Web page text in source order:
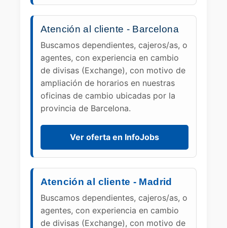
Atención al cliente - Barcelona
Buscamos dependientes, cajeros/as, o
agentes, con experiencia en cambio
de divisas (Exchange), con motivo de
ampliación de horarios en nuestras
oficinas de cambio ubicadas por la
provincia de Barcelona.
Ver oferta en InfoJobs
Atención al cliente - Madrid
Buscamos dependientes, cajeros/as, o
agentes, con experiencia en cambio
de divisas (Exchange), con motivo de